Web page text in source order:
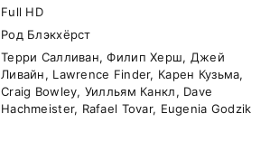
Full HD
Род Блэкхёрст
Терри Салливан, Филип Херш, Джей
Ливайн, Lawrence Finder, Карен Кузьма,
Craig Bowley, Уилльям Канкл, Dave
Hachmeister, Rafael Tovar, Eugenia Godzik